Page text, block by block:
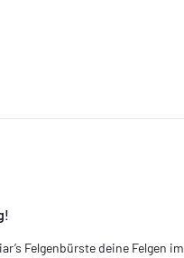
Felgenbürste deine Felgen im